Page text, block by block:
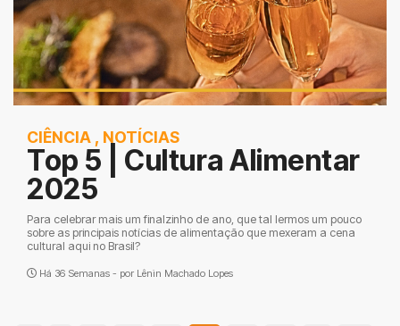
CIÊNCIA , NOTÍCIAS
Top 5 | Cultura Alimentar
2025
Para celebrar mais um finalzinho de ano, que tal lermos um pouco
sobre as principais notícias de alimentação que mexeram a cena
cultural aqui no Brasil?
Há 36 Semanas - por Lênin Machado Lopes